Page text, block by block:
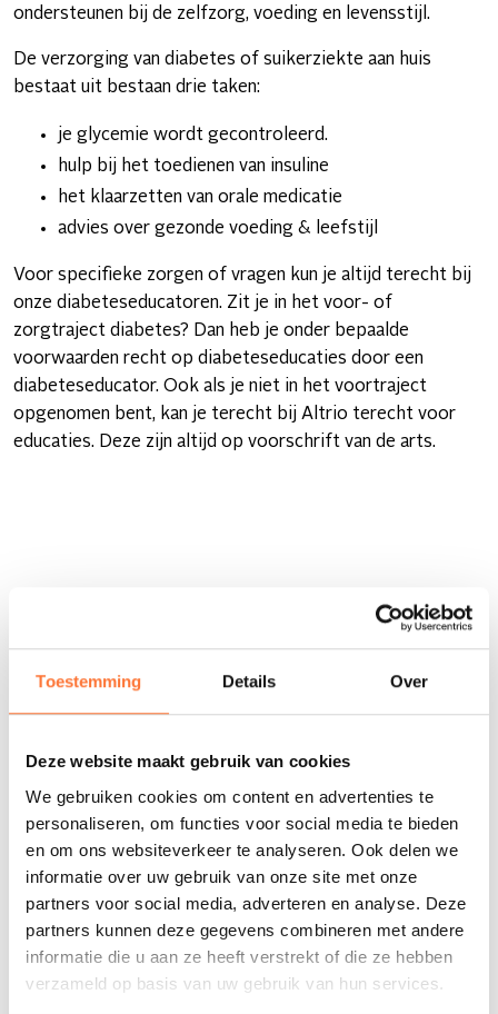
Toestemming Details Over
Deze website maakt gebruik van cookies
We gebruiken cookies om content en advertenties te
personaliseren, om functies voor social media te bieden
en om ons websiteverkeer te analyseren. Ook delen we
informatie over uw gebruik van onze site met onze
partners voor social media, adverteren en analyse. Deze
partners kunnen deze gegevens combineren met andere
informatie die u aan ze heeft verstrekt of die ze hebben
verzameld op basis van uw gebruik van hun services.
ondersteunen bij de zelfzorg, voeding en levensstijl.
De verzorging van diabetes of suikerziekte aan huis
bestaat uit bestaan drie taken:
je glycemie wordt gecontroleerd.
hulp bij het toedienen van insuline
het klaarzetten van orale medicatie
advies over gezonde voeding & leefstijl
Voor specifieke zorgen of vragen kun je altijd terecht bij
onze diabeteseducatoren. Zit je in het voor- of
zorgtraject diabetes? Dan heb je onder bepaalde
voorwaarden recht op diabeteseducaties door een
diabeteseducator. Ook als je niet in het voortraject
opgenomen bent, kan je terecht bij Altrio terecht voor
educaties. Deze zijn altijd op voorschrift van de arts.
Altrio factureert jouw verzorging rechtstreeks aan je
WANNEER KAN JE BIJ ONS TERECHT?
Jouw vertrouwde verpleegkundige en de leden van
jouw team verzorgen je elke dag, ook ‘s nachts,
tijdens het weekend en op feestdagen. Afhankelijk
van je zorgbehoefte komen we meerdere keren per
dag.
WAT LEG JE KLAAR?
Bij elk bezoek leest de verpleegkundige je
elektronische identiteitskaart(eID) in. Hou ze
klaar.
DIABETES